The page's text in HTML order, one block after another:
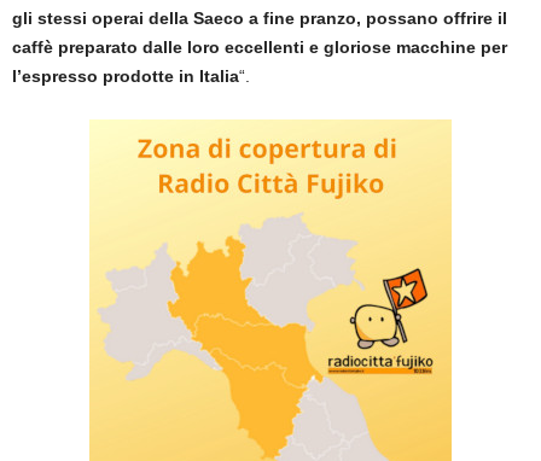
gli stessi operai della Saeco a fine pranzo, possano offrire il
caffè preparato dalle loro eccellenti e gloriose macchine per
l’espresso prodotte in Italia“.